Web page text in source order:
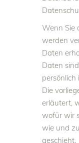
Wenn Sie
werden
Daten
Daten
Die
erläutert,
wofür wir
wie und
geschieht.